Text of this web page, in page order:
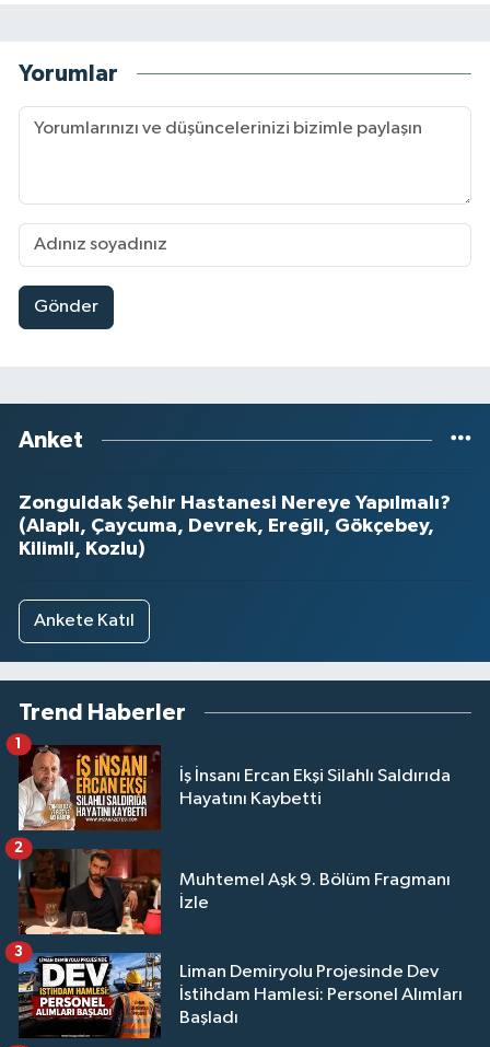
Yorumlar
Gönder
Anket
Zonguldak Şehir Hastanesi Nereye Yapılmalı?
(Alaplı, Çaycuma, Devrek, Ereğli, Gökçebey,
Kilimli, Kozlu)
Ankete Katıl
Trend Haberler
İş İnsanı Ercan Ekşi Silahlı Saldırıda
Hayatını Kaybetti
1
Muhtemel Aşk 9. Bölüm Fragmanı
İzle
2
Liman Demiryolu Projesinde Dev
İstihdam Hamlesi: Personel Alımları
Başladı
3